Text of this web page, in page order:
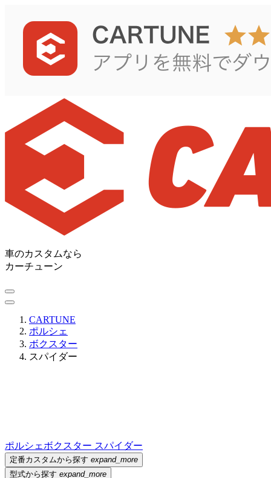
車のカスタムなら
カーチューン
CARTUNE
ポルシェ
ボクスター
スパイダー
ポルシェ ボクスター スパイダー
定番カスタムから探す expand_more
型式から探す expand_more